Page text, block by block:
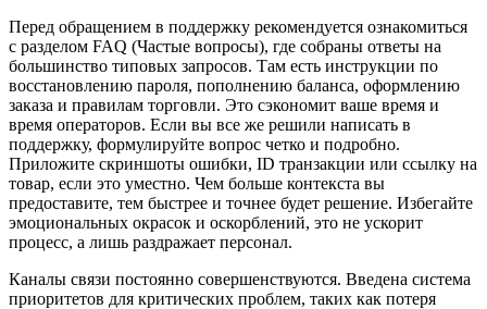
Перед обращением в поддержку рекомендуется ознакомиться
с разделом FAQ (Частые вопросы), где собраны ответы на
большинство типовых запросов. Там есть инструкции по
восстановлению пароля, пополнению баланса, оформлению
заказа и правилам торговли. Это сэкономит ваше время и
время операторов. Если вы все же решили написать в
поддержку, формулируйте вопрос четко и подробно.
Приложите скриншоты ошибки, ID транзакции или ссылку на
товар, если это уместно. Чем больше контекста вы
предоставите, тем быстрее и точнее будет решение. Избегайте
эмоциональных окрасок и оскорблений, это не ускорит
процесс, а лишь раздражает персонал.
Каналы связи постоянно совершенствуются. Введена система
приоритетов для критических проблем, таких как потеря